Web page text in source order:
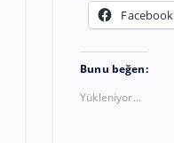
Facebook
Bunu beğen:
Yükleniyor...